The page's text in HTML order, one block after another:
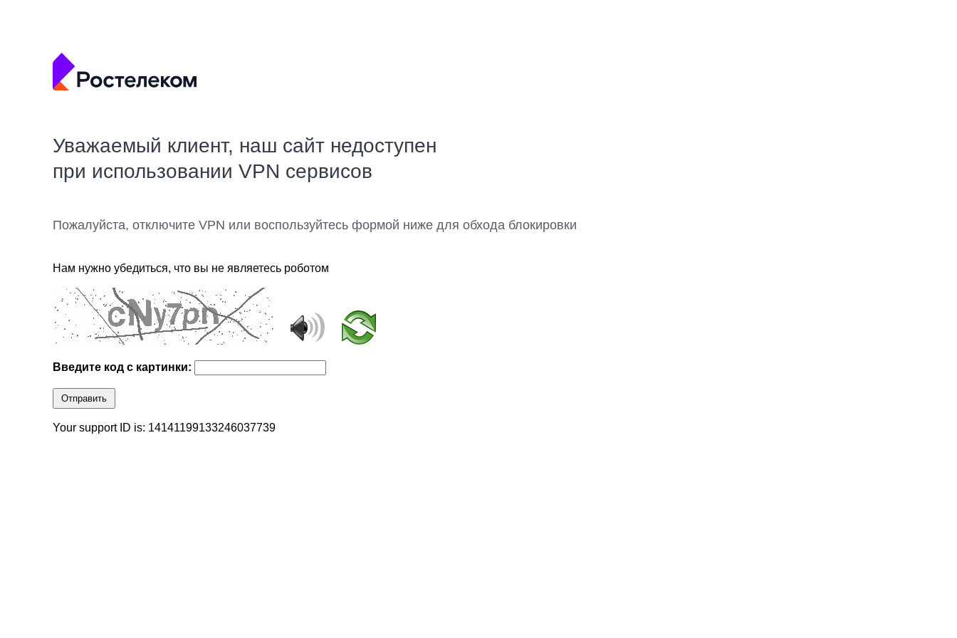
Уважаемый клиент, наш сайт недоступен
при использовании VPN сервисов
Пожалуйста, отключите VPN или воспользуйтесь формой ниже для обхода блокировки
Нам нужно убедиться, что вы не являетесь роботом
Введите код с картинки:
Отправить
Your support ID is: 14141199133246037739